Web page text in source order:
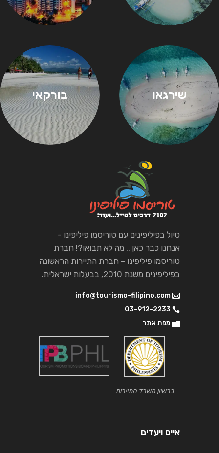
שירגאו בורקאי
טיול בפיליפינים עם טוריסמו פיליפינו -
אנחנו כבר כאן... מה לא תבואו?! חברת
טוריסמו פיליפינו – חברת התיירות הראשונה
בפיליפינים משנת 2010, בבעלות ישראלית.
info@tourismo-filipino.com
03-912-2233
מפת אתר
ברשיון משרד התיירות
איים ויעדים